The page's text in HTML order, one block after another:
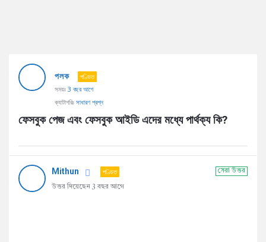
AddaBuzz.net
Latest
পলক
পণ্ডিত
সময়ঃ 3 বছর আগে
ক্যাটাগরিঃ সাধারণ প্রশ্ন
ফেসবুক পেজ এবং ফেসবুক আইডি এদের মধ্যে পার্থক্য কি?
সেরা উত্তর
Mithun পণ্ডিত
উত্তর দিয়েছেন 3 বছর আগে